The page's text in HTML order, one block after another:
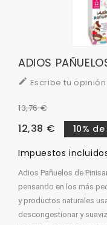
ADIOS
 Escribe tu opinión
13,76 €
12,38 €
10%
Impuestos
Adios Pañuelos de
pensando en los más
y productos naturales
descongestionar y